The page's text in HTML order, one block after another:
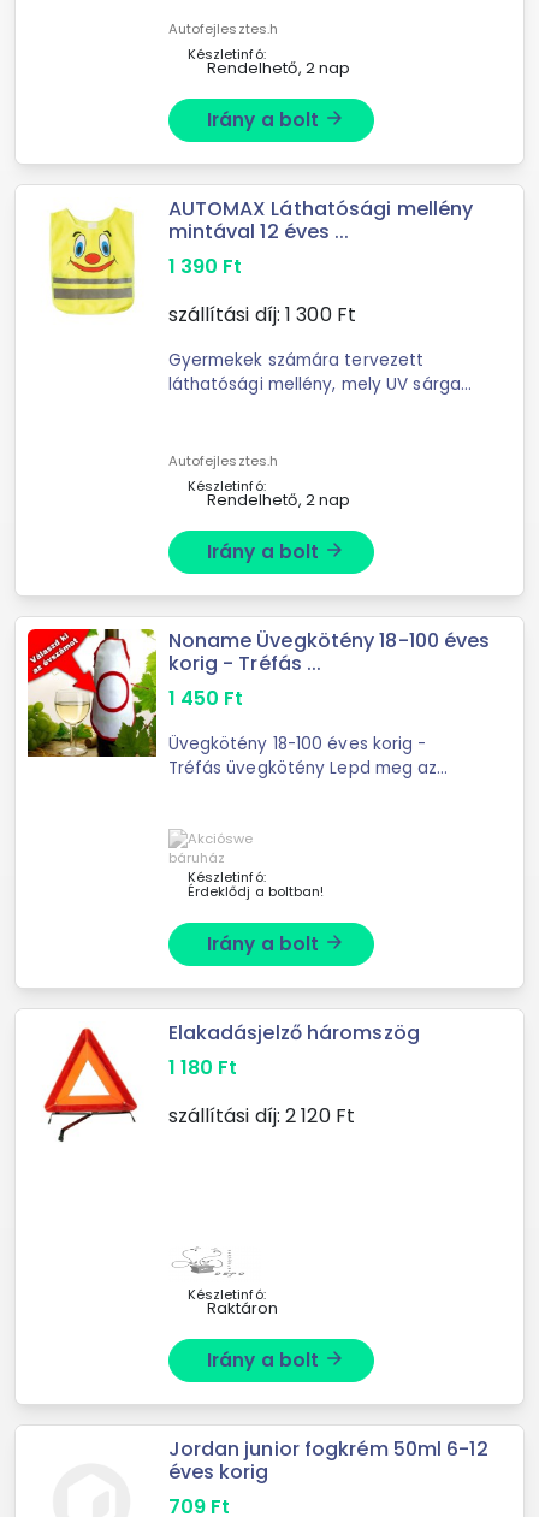
kutyasétáltatásról stb... A ...
Autofejlesztes.h
Készletinfó:
Rendelhető, 2 nap
Irány a bolt arrow_forward
AUTOMAX Láthatósági mellény
mintával 12 éves ...
1 390 Ft
szállítási díj: 1 300Ft
Gyermekek számára tervezett
láthatósági mellény, mely UV sárga
jól láthatóvá válik a gyermek a ...
Autofejlesztes.h
Készletinfó:
Rendelhető, 2 nap
Irány a bolt arrow_forward
Noname Üvegkötény 18-100 éves
korig - Tréfás ...
1 450 Ft
Üvegkötény 18-100 éves korig -
Tréfás üvegkötény Lepd meg az
csak az italt kell megvenned és ...
Készletinfó:
Érdeklődj a boltban!
Irány a bolt arrow_forward
Elakadásjelző háromszög
1 180 Ft
szállítási díj: 2 120Ft
Készletinfó:
Raktáron
Irány a bolt arrow_forward
Jordan junior fogkrém 50ml 6-12
éves korig
709 Ft